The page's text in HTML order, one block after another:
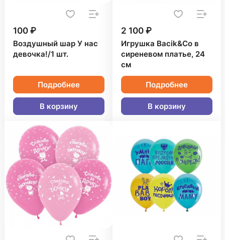
100 ₽
Воздушный шар У нас
девочка!/1 шт.
Подробнее
В корзину
2 100 ₽
Игрушка Bacik&Co в
сиреневом платье, 24
см
Подробнее
В корзину